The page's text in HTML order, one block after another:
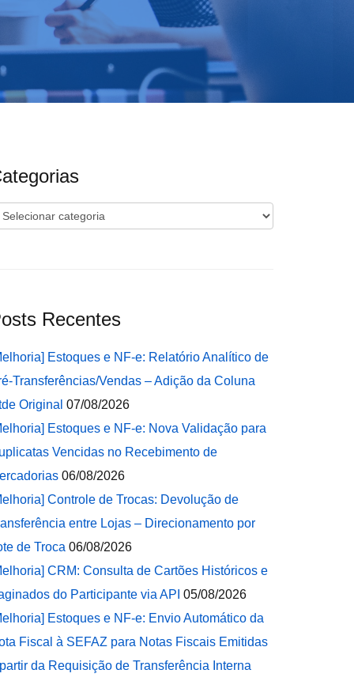
Recentes
Estoques e NF-e: Relatório Analítico de
Transferências/Vendas – Adição da Coluna
Original 07/08/2026
Estoques e NF-e: Nova Validação para
Vencidas no Recebimento de
06/08/2026
Controle de Trocas: Devolução de
entre Lojas – Direcionamento por
de Troca 06/08/2026
CRM: Consulta de Cartões Históricos e
do Participante via API 05/08/2026
Estoques e NF-e: Envio Automático da
Fiscal à SEFAZ para Notas Fiscais Emitidas
da Requisição de Transferência Interna